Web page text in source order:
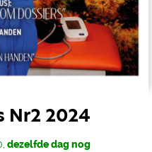
Nr2 2024
dezelfde dag nog